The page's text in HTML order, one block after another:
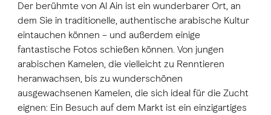
Der berühmte von Al Ain ist ein wunderbarer Ort, an
dem Sie in traditionelle, authentische arabische Kultur
eintauchen können – und außerdem einige
fantastische Fotos schießen können. Von jungen
arabischen Kamelen, die vielleicht zu Renntieren
heranwachsen, bis zu wunderschönen
ausgewachsenen Kamelen, die sich ideal für die Zucht
eignen: Ein Besuch auf dem Markt ist ein einzigartiges